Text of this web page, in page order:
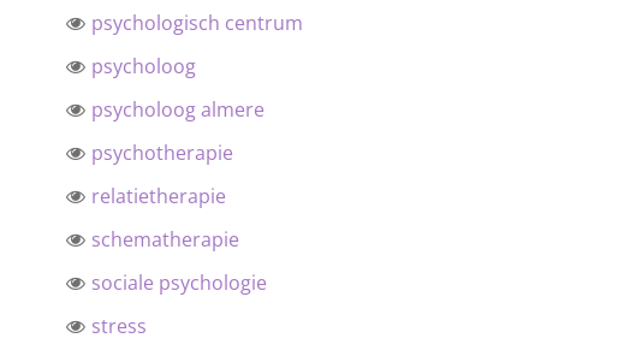
psychologisch centrum
psycholoog
psycholoog almere
psychotherapie
relatietherapie
schematherapie
sociale psychologie
stress